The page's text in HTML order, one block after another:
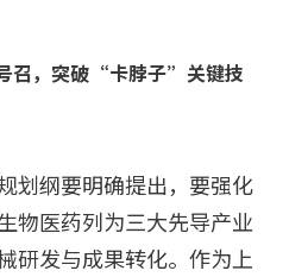
，突破“卡脖子”关键技
纲要明确提出，要强化
物医药列为三大先导产业
研发与成果转化。作为上